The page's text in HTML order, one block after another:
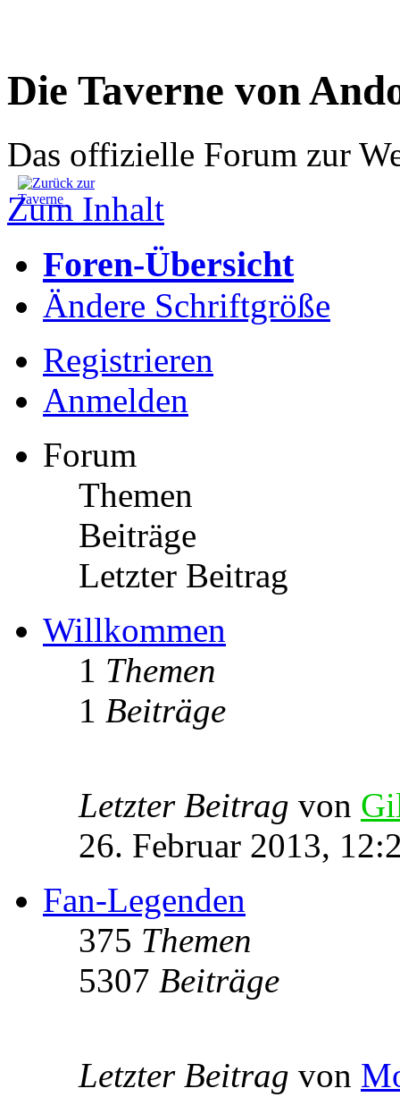
Die Taverne von
Das offizielle Forum zur
Zum Inhalt
Foren-Übersicht
Ändere Schriftgröße
Registrieren
Anmelden
Forum
Themen
Beiträge
Letzter Beitrag
Willkommen
1 Themen
1 Beiträge
Letzter Beitrag von
26. Februar 2013,
Fan-Legenden
375 Themen
5307 Beiträge
Letzter Beitrag von